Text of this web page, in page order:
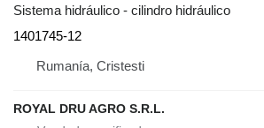
Sistema hidráulico - cilindro hidráulico
1401745-12
Rumanía, Cristesti
ROYAL DRU AGRO S.R.L.